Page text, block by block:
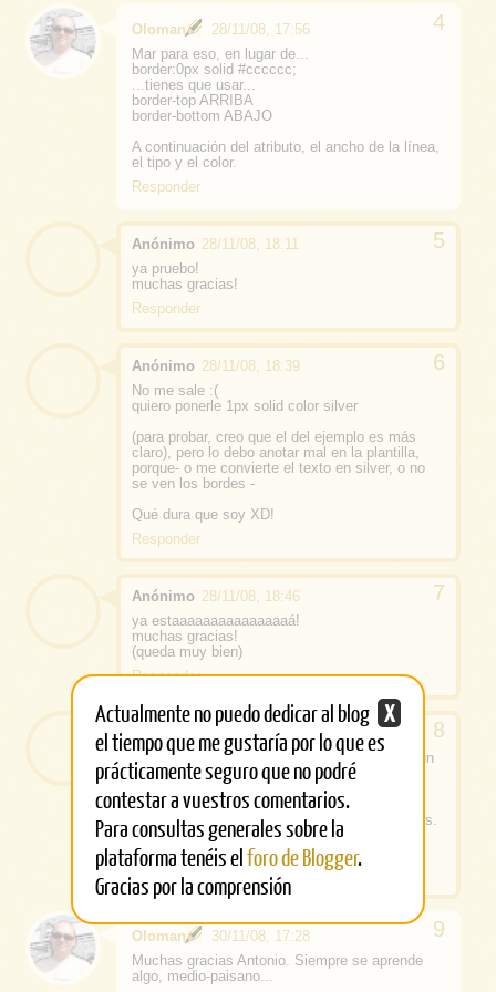
Oloman
28/11/08, 17:56
Mar para eso, en lugar de...
border:0px solid #cccccc;
...tienes que usar...
border-top ARRIBA
border-bottom ABAJO
A continuación del atributo, el ancho de la línea,
el tipo y el color.
Responder
Anónimo 28/11/08, 18:11
ya pruebo!
muchas gracias!
Responder
Anónimo 28/11/08, 18:39
No me sale :(
quiero ponerle 1px solid color silver
(para probar, creo que el del ejemplo es más
claro), pero lo debo anotar mal en la plantilla,
porque- o me convierte el texto en silver, o no
se ven los bordes -
Qué dura que soy XD!
Responder
Anónimo 28/11/08, 18:46
ya estaaaaaaaaaaaaaaaá!
muchas gracias!
(queda muy bien)
Responder
30/11/08, 11:59
Hola Oloman. Enhorabuena por tu blog. Soy un
adicto a él. Mi nombre es Antonio y soy
periodista, por lo que te voy a decir cómo se
llaman esos cuadraditos que destacan en las
noticias (jeje). Se llaman SUMARIOS. Saludos.
www.mesoncico.blogspot.com
Responder
Oloman
30/11/08, 17:28
Muchas gracias Antonio. Siempre se aprende
algo, medio-paisano...
X
Actualmente no puedo dedicar al blog
el tiempo que me gustaría por lo que es
prácticamente seguro que no podré
contestar a vuestros comentarios.
Para consultas generales sobre la
plataforma tenéis elforo de Blogger.
Gracias por la comprensión